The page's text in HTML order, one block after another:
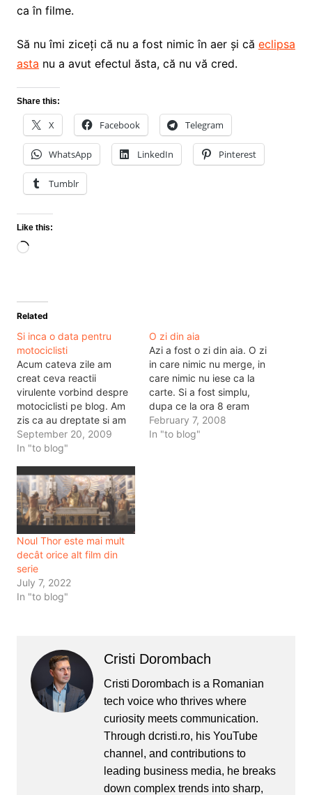
ca în filme.
Să nu îmi ziceți că nu a fost nimic în aer și că eclipsa
asta nu a avut efectul ăsta, că nu vă cred.
Share this:
X Facebook Telegram
WhatsApp LinkedIn Pinterest
Tumblr
Like this:
Loading…
Related
Si inca o data pentru
motociclisti
Acum cateva zile am
creat ceva reactii
virulente vorbind despre
motociclisti pe blog. Am
zis ca au dreptate si am
vrut sa le dau dreptate
chiar daca mi-au dat
mi rupa capul. Dupa care
am citit asta: Motociclistul
este asociat de cele mai
multe ori cu…
September 20, 2009
In "to blog"
O zi din aia
Azi a fost o zi din aia. O zi
in care nimic nu merge, in
care nimic nu iese ca la
carte. Si a fost simplu,
dupa ce la ora 8 eram
invingator in lupta cu
traficul si scapasem de
February 7, 2008
In "to blog"
Noul Thor este mai mult
decât orice alt film din
serie
July 7, 2022
In "to blog"
Cristi Dorombach
Cristi Dorombach is a Romanian
tech voice who thrives where
curiosity meets communication.
Through dcristi.ro, his YouTube
channel, and contributions to
leading business media, he breaks
down complex trends into sharp,